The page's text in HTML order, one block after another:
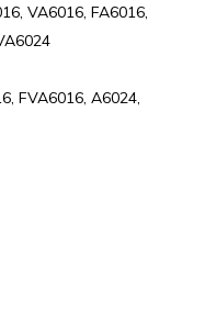
VA6016, FA6016,
FVA6016, A6024,